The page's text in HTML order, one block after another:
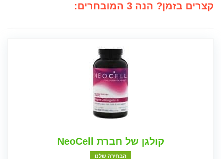
קצרים בזמן? הנה 3 המובחרים:
קולגן של חברת NeoCell
הבחירה שלנו